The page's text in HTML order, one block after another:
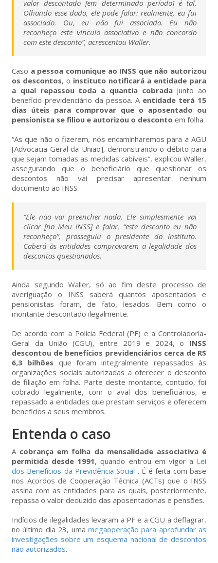
valor descontado [em determinado período] é tal.
Olhando esse dado, ele pode falar: realmente, eu fui
associado. Ou, eu não fui associado. Eu não
reconheço este vínculo associativo e não concordo
com este desconto”, acrescentou Waller.
Caso a pessoa comunique ao INSS que não autorizou
os descontos, o instituto notificará a entidade para
a qual repassou toda a quantia cobradajunto ao
benefício previdenciário da pessoa. A entidade terá 15
dias úteis para comprovar que o aposentado ou
pensionista se filiou e autorizou o desconto em folha.
“As que não o fizerem, nós encaminharemos para a AGU
[Advocacia-Geral da União], demonstrando o débito para
que sejam tomadas as medidas cabíveis”, explicou Waller,
assegurando que o beneficiário que questionar os
descontos não vai precisar apresentar nenhum
documento ao INSS.
“Ele não vai preencher nada. Ele simplesmente vai
clicar [no Meu INSS] e falar, “este desconto eu não
reconheço”, prosseguiu o presidente do instituto.
Caberá às entidades comprovarem a legalidade dos
descontos questionados.
Ainda segundo Waller, só ao fim deste processo de
averiguação o INSS saberá quantos aposentados e
pensionistas foram, de fato, lesados. Bem como o
montante descontado ilegalmente.
De acordo com a Polícia Federal (PF) e a Controladoria-
Geral da União (CGU), entre 2019 e 2024, o INSS
descontou de benefícios previdenciários cerca de R$
6,3 bilhões que foram integralmente repassados às
organizações sociais autorizadas a oferecer o desconto
de filiação em folha. Parte deste montante, contudo, foi
cobrado legalmente, com o aval dos beneficiários, e
repassado a entidades que prestam serviços e oferecem
benefícios a seus membros.
Entenda o caso
Acobrança em folha da mensalidade associativa é
permitida desde 1991, quando entrou em vigor a Lei
dos Benefícios da Previdência Social . É é feita com base
nos Acordos de Cooperação Técnica (ACTs) que o INSS
assina com as entidades para as quais, posteriormente,
repassa o valor deduzido das aposentadorias e pensões.
Indícios de ilegalidades levaram a PF e a CGU a deflagrar,
no último dia 23, uma megaoperação para aprofundar as
investigações sobre um esquema nacional de descontos
não autorizados.